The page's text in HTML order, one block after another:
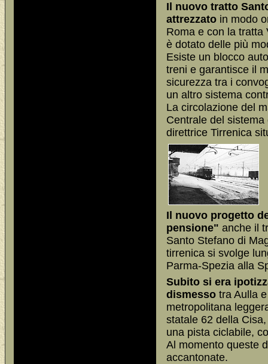
Il nuovo tratto
attrezzato in modo
Roma e con la
è dotato delle più
Esiste un blocco
treni e garantisce il
sicurezza tra i
un altro sistema
La circolazione del
Centrale del
direttrice Tirrenica
Il nuovo progetto
pensione" anche il
Santo Stefano di
tirrenica si svolge
Parma-Spezia alla
Subito si era
dismesso tra Aulla
metropolitana
statale 62 della
una pista ciclabile,
Al momento queste
accantonate.